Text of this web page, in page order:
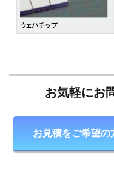
お気軽にお
お見積をご希望の